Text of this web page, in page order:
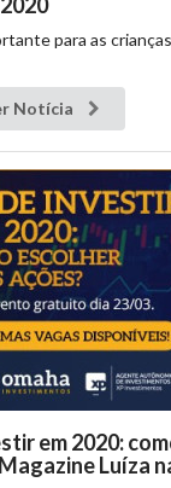
para as
Notícia
em 2020:
Luíza